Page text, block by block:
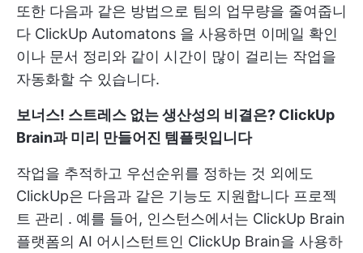
또한 다음과 같은 방법으로 팀의 업무량을 줄여줍니
다 ClickUp Automatons 을 사용하면 이메일 확인
이나 문서 정리와 같이 시간이 많이 걸리는 작업을
자동화할 수 있습니다.
보너스! 스트레스 없는 생산성의 비결은? ClickUp
Brain과 미리 만들어진 템플릿입니다
작업을 추적하고 우선순위를 정하는 것 외에도
ClickUp은 다음과 같은 기능도 지원합니다 프로젝
트 관리 . 예를 들어, 인스턴스에서는 ClickUp Brain
플랫폼의 AI 어시스턴트인 ClickUp Brain을 사용하